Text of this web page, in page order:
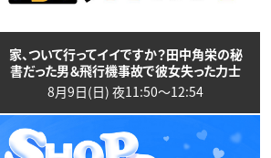
家、ついて行ってイイですか？田中角栄の秘
書だった男＆飛行機事故で彼女失った力士
8月9日(日) 夜11:50〜12:54